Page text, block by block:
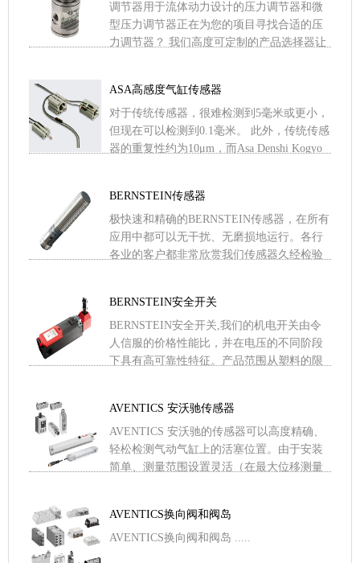
调节器用于流体动力设计的压力调节器和微
型压力调节器正在为您的项目寻找合适的压
力调节器？ 我们高度可定制的产品选择器让
ASA高感度气缸传感器
对于传统传感器，很难检测到5毫米或更小，
但现在可以检测到0.1毫米。 此外，传统传感
器的重复性约为10μm，而Asa Denshi Kogyo
BERNSTEIN传感器
极快速和精确的BERNSTEIN传感器，在所有
应用中都可以无干扰、无磨损地运行。各行
各业的客户都非常欣赏我们传感器久经检验
BERNSTEIN安全开关
BERNSTEIN安全开关,我们的机电开关由令
人信服的价格性能比，并在电压的不同阶段
下具有高可靠性特征。产品范围从塑料的限
AVENTICS 安沃驰传感器
AVENTICS 安沃驰的传感器可以高度精确、
轻松检测气动气缸上的活塞位置。由于安装
简单、测量范围设置灵活（在最大位移测量
AVENTICS换向阀和阀岛
AVENTICS换向阀和阀岛 .....